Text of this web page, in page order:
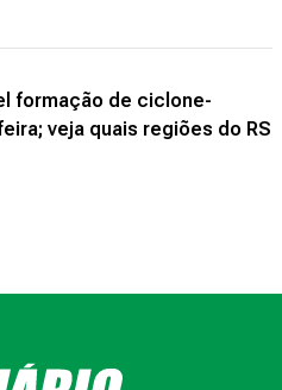
formação de ciclone-
veja quais regiões do RS